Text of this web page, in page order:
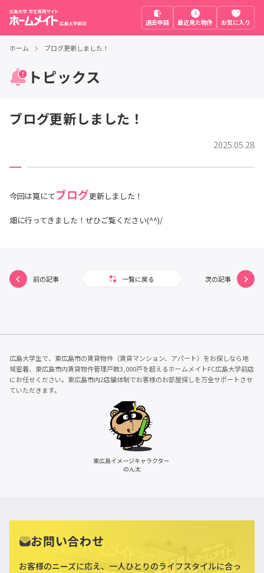
退去申請 最近見た物件 お気に入り
ホーム ブログ更新しました！
トピックス
ブログ更新しました！
2025.05.28
今回は筧にてブログ更新しました！
畑に行ってきました！ぜひご覧ください(^^)/
前の記事 一覧に戻る 次の記事
広島大学生で、東広島市の賃貸物件（賃貸マンション、アパート）をお探しなら地
域密着、東広島市内賃貸物件管理戸数3,000戸を超えるホームメイトFC広島大学前店
にお任せください。東広島市内2店舗体制でお客様のお部屋探しを万全サポートさせ
ていただきます。
お問い合わせ
お客様のニーズに応え、一人ひとりのライフスタイルに合っ